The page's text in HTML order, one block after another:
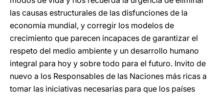
las causas estructurales de las disfunciones de la
economía mundial, y corregir los modelos de
crecimiento que parecen incapaces de garantizar el
respeto del medio ambiente y un desarrollo humano
integral para hoy y sobre todo para el futuro. Invito de
nuevo a los Responsables de las Naciones más ricas a
tomar las iniciativas necesarias para que los países